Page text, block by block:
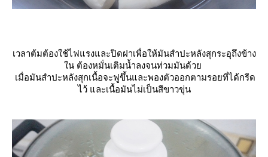
เวลาต้มต้องใช้ไฟแรงและปิดฝาเพื่อให้มันสำปะหลังสุกระอุถึงข้าง
น ต้องหมั่นเติมน้ำลงจนท่วมมันด้ว
เมื่อมันสำปะหลังสุกเนื้อจะฟูขึ้นและพองตัวออกตามรอยที่ได้กรีด
ไว้ และเนื้อมันไม่เป็นสีขาวขุ่น